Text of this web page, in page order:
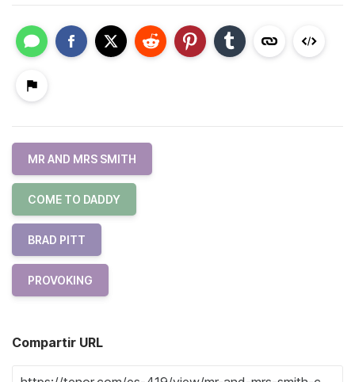
MR AND MRS SMITH
COME TO DADDY
BRAD PITT
PROVOKING
Compartir URL